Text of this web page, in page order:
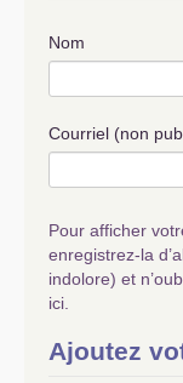
Nom
Courriel (non
Pour afficher
enregistrez-la
indolore) et
ici.
Ajoutez